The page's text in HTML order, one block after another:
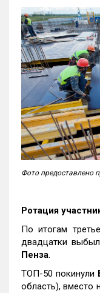
Фото предоставлено
Ротация
По итогам
двадцатки
Пенза.
ТОП-50 покинули
область), вместо